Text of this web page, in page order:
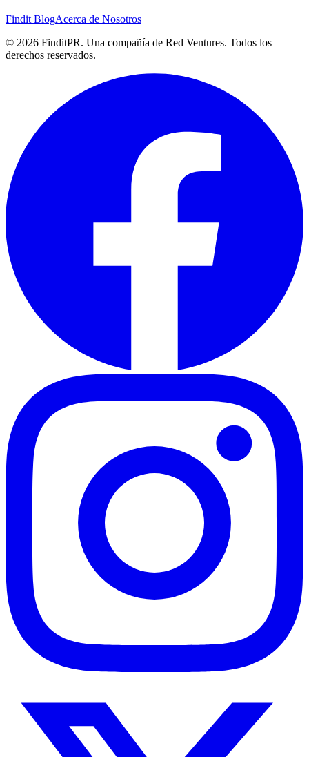
Findit BlogAcerca de Nosotros
© 2026 FinditPR. Una compañía de Red Ventures. Todos los
derechos reservados.